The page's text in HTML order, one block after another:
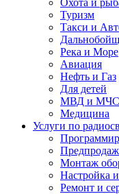
Туризм
Такси и
Река и Море
Авиация
Нефть и Газ
Для детей
МВД и МЧС
Медицина
Услуги по
Монтаж
Настройка
Ремонт и